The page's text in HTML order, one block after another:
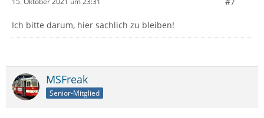
Ich bitte darum, hier sachlich zu bleiben!
MSFreak
Senior-Mitglied